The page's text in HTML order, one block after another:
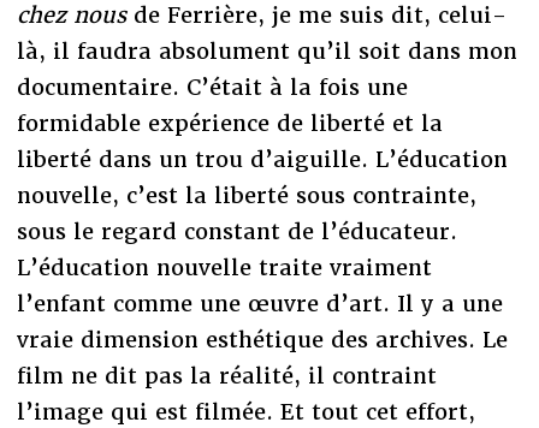
chez nous de Ferrière, je me suis dit, celui-
là, il faudra absolument qu’il soit dans mon
documentaire. C’était à la fois une
formidable expérience de liberté et la
liberté dans un trou d’aiguille. L’éducation
nouvelle, c’est la liberté sous contrainte,
sous le regard constant de l’éducateur.
L’éducation nouvelle traite vraiment
l’enfant comme une œuvre d’art. Il y a une
vraie dimension esthétique des archives. Le
film ne dit pas la réalité, il contraint
l’image qui est filmée. Et tout cet effort,